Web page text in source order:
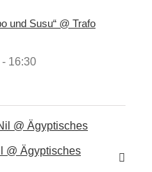
und Susu“ @ Trafo
- 16:30
@ Ägyptisches
@ Ägyptisches